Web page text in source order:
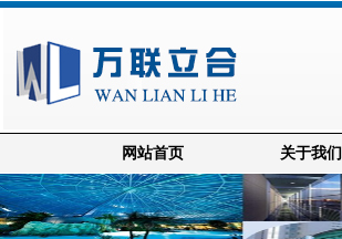
网站首页 关于我们